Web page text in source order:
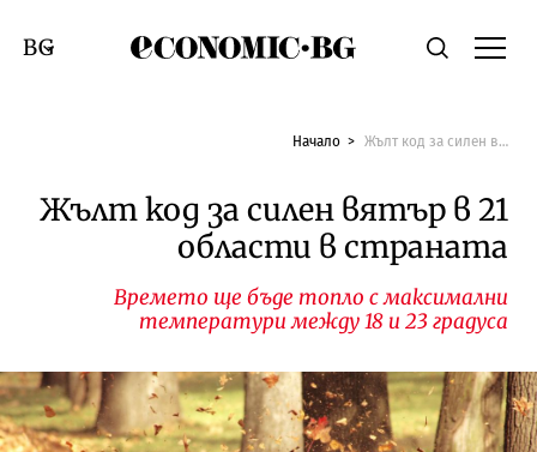
Economic.bgТърсене
Смяна на език
Начало Жълт код за силен вятър в 21 области в страната
Жълт код за силен вятър в 21
области в страната
Времето ще бъде топло с максимални
температури между 18 и 23 градуса